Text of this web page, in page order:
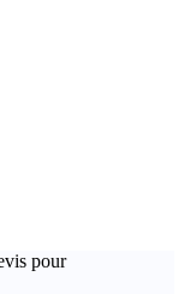
pour